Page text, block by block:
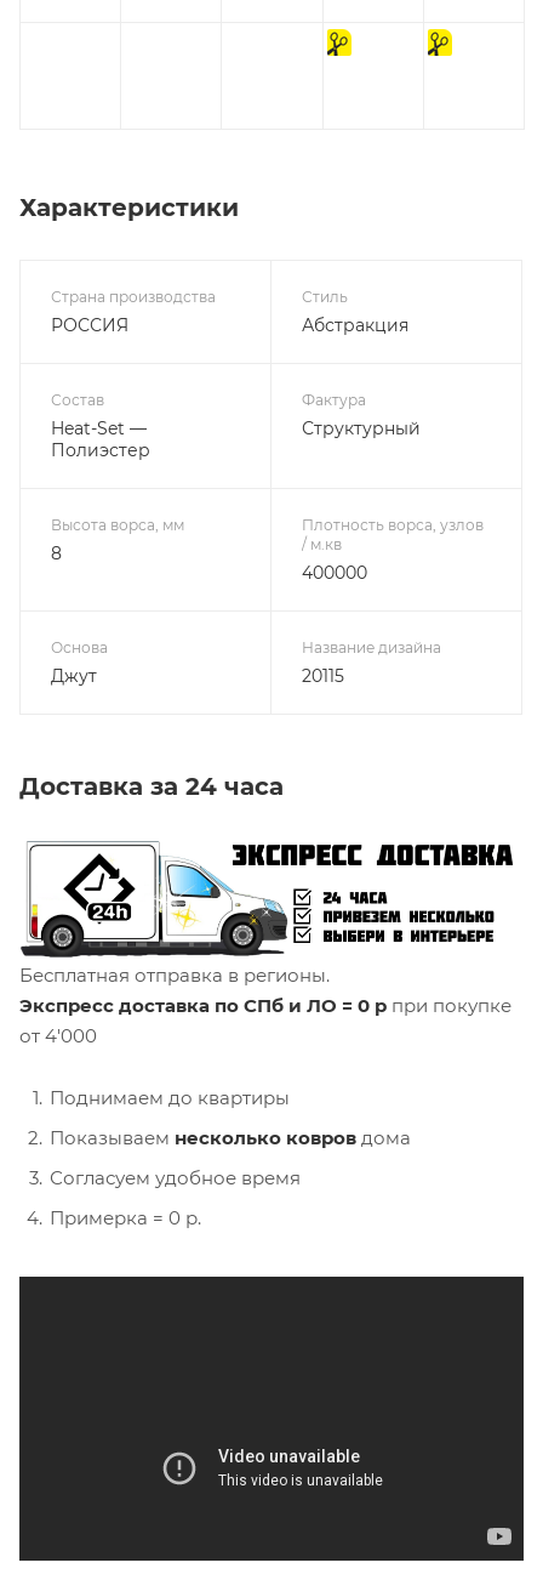
на
отрез
на
отрез
Характеристики
Страна производства
РОССИЯ
Стиль
Абстракция
Состав
Heat-Set —
Полиэстер
Фактура
Структурный
Высота ворса, мм
8
Плотность ворса, узлов
/ м.кв
400000
Основа
Джут
Название дизайна
20115
Доставка за 24 часа
Бесплатная отправка в регионы.
Экспресс доставка по СПб и ЛО = 0 р при покупке
от 4'000
Поднимаем до квартиры
Показываем несколько ковров дома
Согласуем удобное время
Примерка = 0 р.